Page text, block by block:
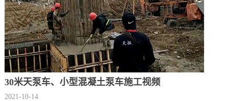
30米天泵车、小型混凝土泵车施工视频
2021-10-14